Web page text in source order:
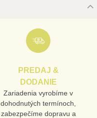
PREDAJ &
DODANIE
Zariadenia vyrobíme v
dohodnutých termínoch,
zabezpečíme dopravu a